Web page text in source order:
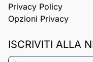
Privacy Policy
Opzioni Privacy
ISCRIVITI ALLA
Nome*